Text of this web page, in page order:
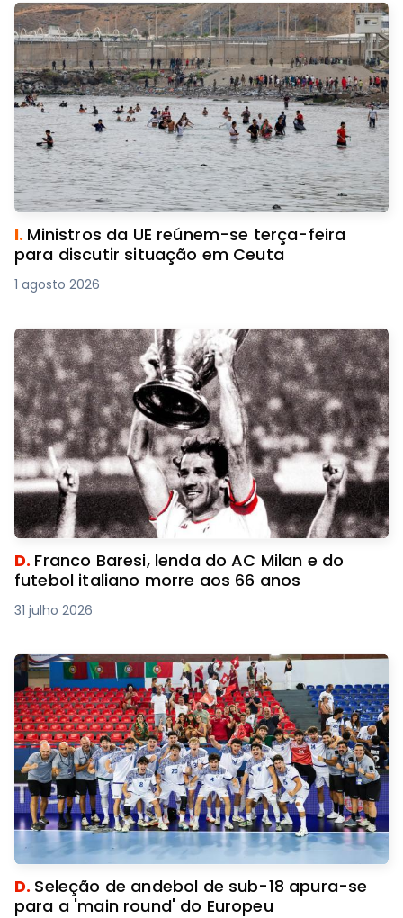
I. Ministros da UE reúnem-se terça-feira
para discutir situação em Ceuta
1 agosto 2026
D. Franco Baresi, lenda do AC Milan e do
futebol italiano morre aos 66 anos
31 julho 2026
D. Seleção de andebol de sub-18 apura-se
para a 'main round' do Europeu